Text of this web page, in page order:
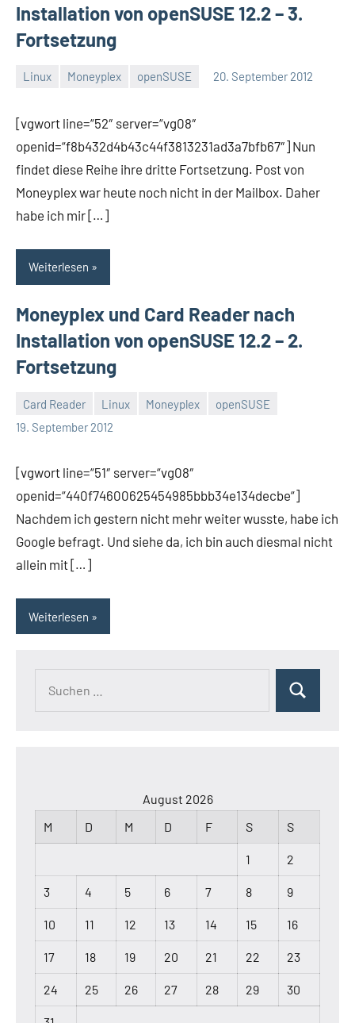
Installation von openSUSE 12.2 – 3.
Fortsetzung
Linux Moneyplex openSUSE 20. September 2012
[vgwort line=“52″ server=“vg08″
openid=“f8b432d4b43c44f3813231ad3a7bfb67″] Nun
findet diese Reihe ihre dritte Fortsetzung. Post von
Moneyplex war heute noch nicht in der Mailbox. Daher
habe ich mir […]
Weiterlesen
Moneyplex und Card Reader nach
Installation von openSUSE 12.2 – 2.
Fortsetzung
Card Reader Linux Moneyplex
openSUSE
19. September 2012
Thomas
2
[vgwort line=“51″ server=“vg08″
openid=“440f74600625454985bbb34e134decbe“]
Nachdem ich gestern nicht mehr weiter wusste, habe ich
Google befragt. Und siehe da, ich bin auch diesmal nicht
allein mit […]
Weiterlesen
Suchen
August 2026
M
D M D F S S
1 2
3 4 5 6 7 8 9
10 11 12 13 14 15 16
17 18 19 20 21 22 23
24 25 26 27 28 29 30